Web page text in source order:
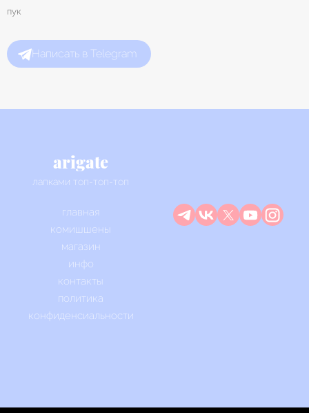
пук
Написать в Telegram
arigate
лапками топ-топ-топ
главная
комишшены
магазин
инфо
контакты
политика
конфиденсиальности